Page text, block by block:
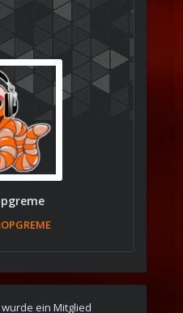
wurde ein Mitglied